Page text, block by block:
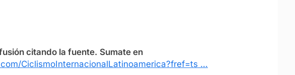
4343
citando la fuente. Sumate en
CiclismoInternacionalLatinoamerica?fref=ts …